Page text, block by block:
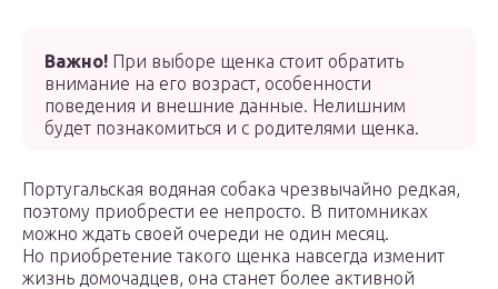
Важно! При выборе щенка стоит обратить
внимание на его возраст, особенности
поведения и внешние данные. Нелишним
будет познакомиться и с родителями щенка.
Португальская водяная собака чрезвычайно редкая,
поэтому приобрести ее непросто. В питомниках
можно ждать своей очереди не один месяц.
Но приобретение такого щенка навсегда изменит
жизнь домочадцев, она станет более активной